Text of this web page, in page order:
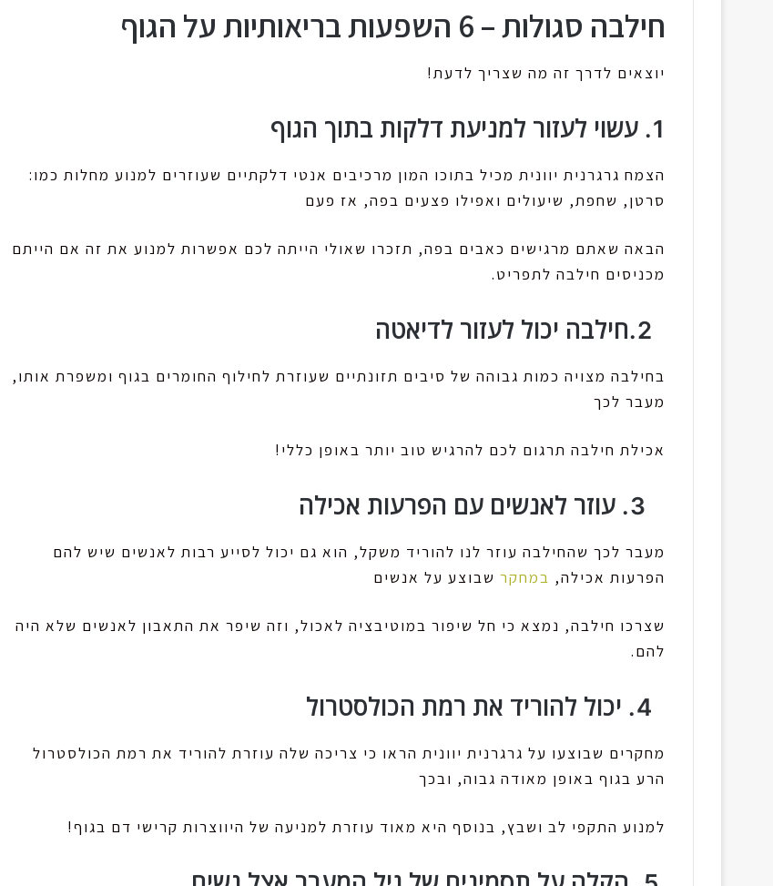
חילבה סגולות – 6 השפעות בריאותיות על הגוף
יוצאים לדרך זה מה שצריך לדעת!
1. עשוי לעזור למניעת דלקות בתוך הגוף
הצמח גרגרנית יוונית מכיל בתוכו המון מרכיבים אנטי דלקתיים שעוזרים למנוע מחלות כמו:
סרטן, שחפת, שיעולים ואפילו פצעים בפה, אז פעם
הבאה שאתם מרגישים כאבים בפה, תזכרו שאולי הייתה לכם אפשרות למנוע את זה אם הייתם
מכניסים חילבה לתפריט.
בחילבה מצויה כמות גבוהה של סיבים תזונתיים שעוזרת לחילוף החומרים בגוף ומשפרת אותו,
מעבר לכך
אכילת חילבה תרגום לכם להרגיש טוב יותר באופן כללי!
מעבר לכך שהחילבה עוזר לנו להוריד משקל, הוא גם יכול לסייע רבות לאנשים שיש להם
הפרעות אכילה, במחקר שבוצע על אנשים
שצרכו חילבה, נמצא כי חל שיפור במוטיבציה לאכול, וזה שיפר את התאבון לאנשים שלא היה
להם.
מחקרים שבוצעו על גרגרנית יוונית הראו כי צריכה שלה עוזרת להוריד את רמת הכולסטרול
הרע בגוף באופן מאודה גבוה, ובכך
למנוע התקפי לב ושבץ, בנוסף היא מאוד עוזרת למניעה של היווצרות קרישי דם בגוף!